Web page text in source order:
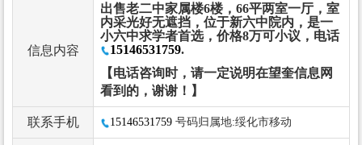
信息内容
出售老二中家属楼6楼，66平两室一厅，室
内采光好无遮挡，位于新六中院内，是一
小六中求学者首选，价格8万可小议，电话
15146531759.
【电话咨询时，请一定说明在望奎信息网
看到的，谢谢！】
联系手机 15146531759 号码归属地:绥化市移动